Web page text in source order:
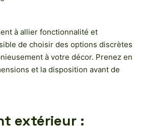
à allier fonctionnalité et
de choisir des options discrètes
à votre décor. Prenez en
et la disposition avant de
extérieur :